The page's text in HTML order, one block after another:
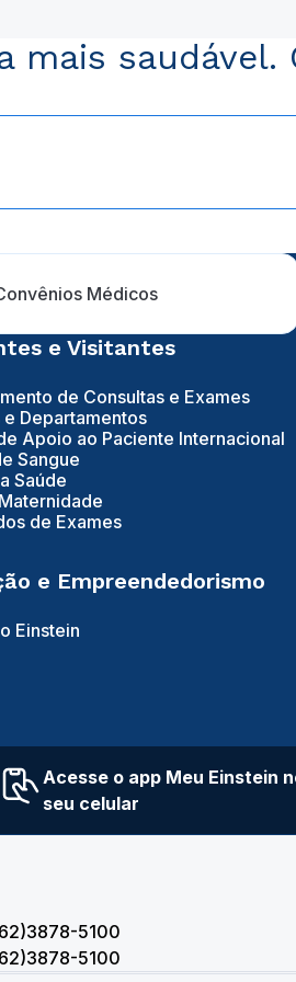
mais
Médicos
e Visitantes
de Consultas e Exames
e Departamentos
Apoio ao Paciente Internacional
Sangue
Saúde
de Exames
e Empreendedorismo
Einstein
Acesse o app Meu Einstein
seu celular
5100
5100